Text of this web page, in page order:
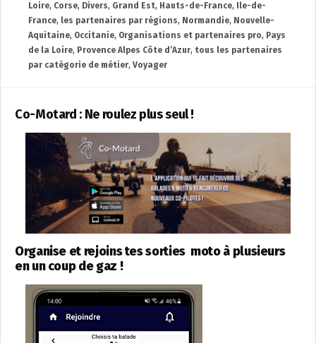
Loire, Corse, Divers, Grand Est, Hauts-de-France,
Ile-de-
France, les partenaires par régions, Normandie, Nouvelle-
Aquitaine, Occitanie, Organisations et partenaires pro, Pays
de la Loire, Provence Alpes Côte d’Azur, tous les partenaires
par catégorie de métier, Voyager
Co-Motard : Ne roulez plus seul !
Organise et rejoins tes sorties moto à plusieurs
en un coup de gaz !